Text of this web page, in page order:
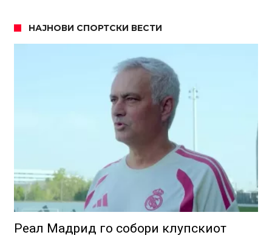
НАЈНОВИ СПОРТСКИ ВЕСТИ
Реал Мадрид го собори клупскиот